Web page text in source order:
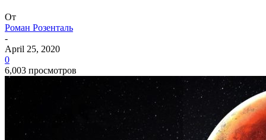
От
Роман Розенталь
-
April 25, 2020
0
6,003 просмотров